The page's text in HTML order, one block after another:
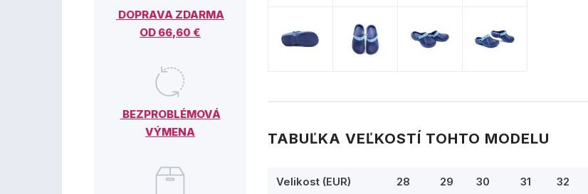
DOPRAVA ZDARMA
OD 66,60 €
BEZPROBLÉMOVÁ
VÝMENA
TABUĽKA VEĽKOSTÍ TOHTO MODELU
Velikost (EUR) 28 29 30 31 32